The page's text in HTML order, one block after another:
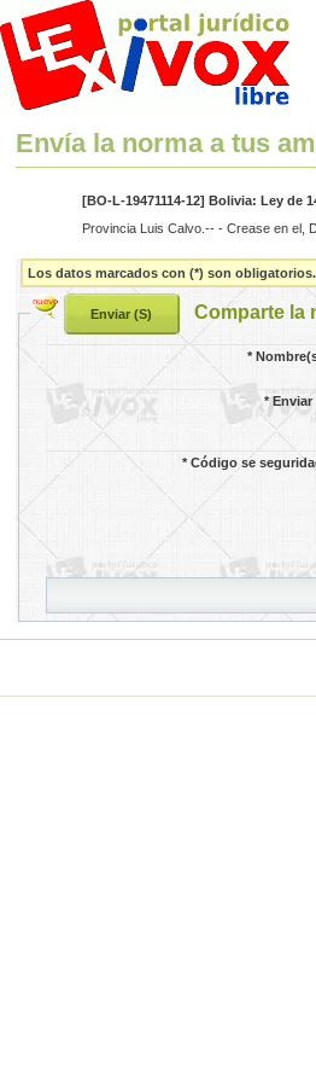
Envía la norma a tus
[BO-L-19471114-12] Bolivia: Ley de
Provincia Luis Calvo.-- - Crease en el,
Los datos marcados con (*) son obligatorios.
Comparte la
*
*Enviar
*Código se